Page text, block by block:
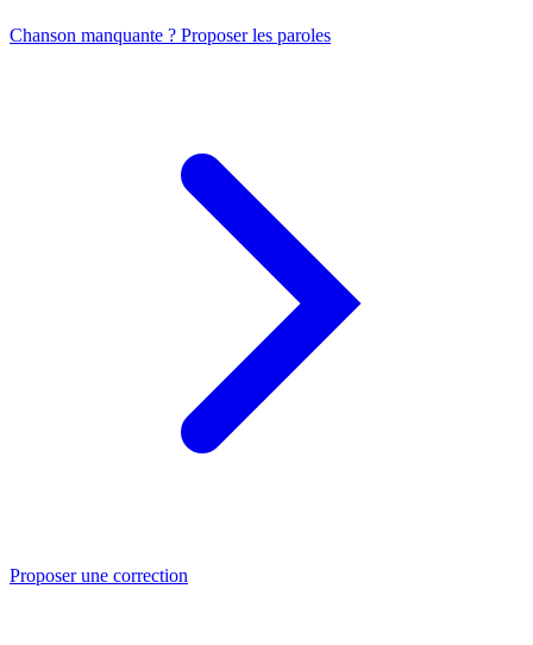
Chanson manquante ? Proposer les paroles
Proposer une correction